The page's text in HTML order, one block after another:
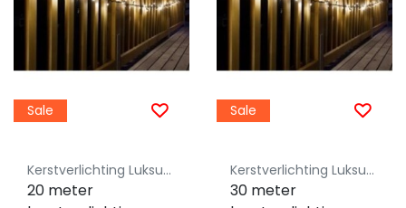
Sale
Kerstverlichting Luksus - Koppelbaar
20 meter
Sale
Kerstverlichting Luksus - Koppelbaar
30 meter